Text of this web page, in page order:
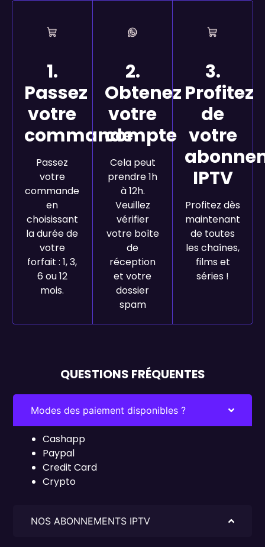
1.
Passez
votre
commande
Passez
votre
commande
en
choisissant
la durée de
votre
forfait : 1, 3,
6 ou 12
mois.
2.
Obtenez
votre
compte
Cela peut
prendre 1h
à 12h.
Veuillez
vérifier
votre boîte
de
réception
et votre
dossier
spam
3.
Profitez
de
votre
IPTV
Profitez dès
maintenant
de toutes
les chaînes,
films et
séries !
QUESTIONS FRÉQUENTES
Modes des paiement disponibles ?
Cashapp
Paypal
Credit Card
Crypto
NOS ABONNEMENTS IPTV​